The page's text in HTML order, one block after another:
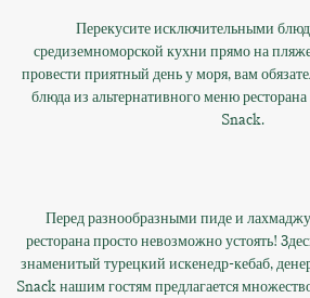
Перекусите исключительными
средиземноморской кухни прямо на
провести приятный день у моря, вам
блюда из альтернативного меню
Snack.
Перед разнообразными пиде и
ресторана просто невозможно устоять!
знаменитый турецкий искенедр-кебаб,
Snack нашим гостям предлагается